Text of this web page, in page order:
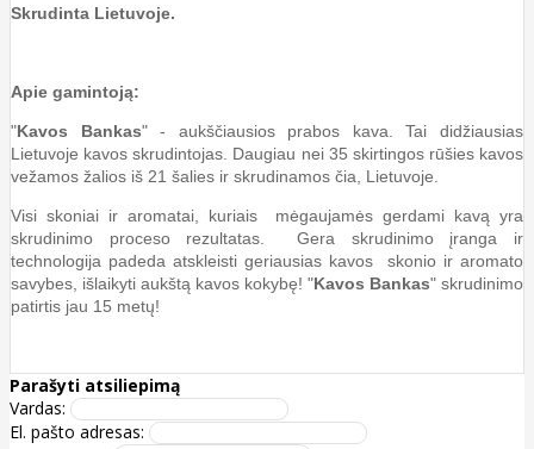
Skrudinta Lietuvoje.
Apie gamintoją:
"Kavos Bankas" - aukščiausios prabos kava. Tai didžiausias
Lietuvoje kavos skrudintojas. Daugiau nei 35 skirtingos rūšies kavos
vežamos žalios iš 21 šalies ir skrudinamos čia, Lietuvoje.
Visi skoniai ir aromatai, kuriais mėgaujamės gerdami kavą yra
skrudinimo proceso rezultatas. Gera skrudinimo įranga ir
technologija padeda atskleisti geriausias kavos skonio ir aromato
savybes, išlaikyti aukštą kavos kokybę! "Kavos Bankas" skrudinimo
patirtis jau 15 metų!
Parašyti atsiliepimą
Vardas:
El. pašto adresas: